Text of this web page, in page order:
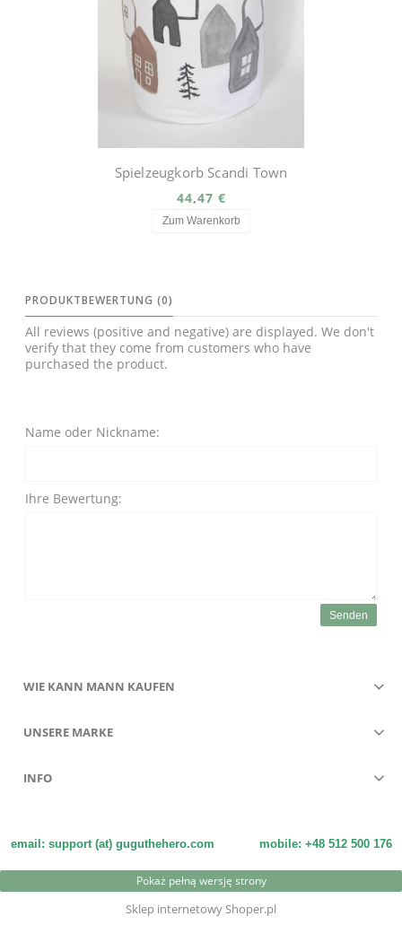
Spielzeugkorb Scandi Town
44,47 €
Zum Warenkorb
PRODUKTBEWERTUNG (0)
All reviews (positive and negative) are displayed. We don't
verify that they come from customers who have
purchased the product.
Name oder Nickname:
Ihre Bewertung:
Senden
WIE KANN MANN KAUFEN
UNSERE MARKE
INFO
email: support (at) guguthehero.com mobile: +48 512 500 176
Pokaż pełną wersję strony
Sklep internetowy Shoper.pl